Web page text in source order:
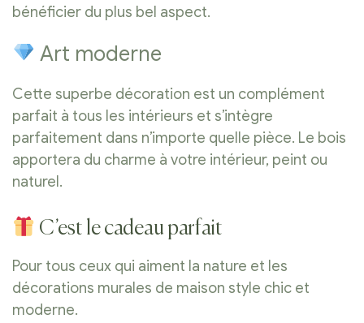
bénéficier du plus bel aspect.
Art moderne
Cette superbe décoration est un complément
parfait à tous les intérieurs et s’intègre
parfaitement dans n’importe quelle pièce. Le bois
apportera du charme à votre intérieur, peint ou
naturel.
C’est le cadeau parfait
Pour tous ceux qui aiment la nature et les
décorations murales de maison style chic et
moderne.